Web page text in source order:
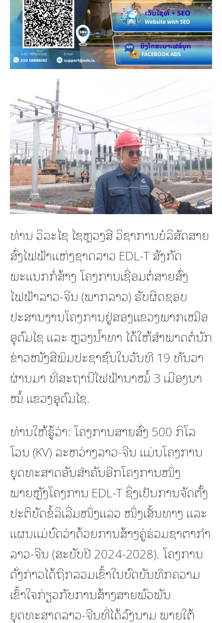
ທ່ານ ວິລະໄຊ ໄຊຫຼວງສີ ວິຊາການບໍລິສັດສາຍ
ສົ່ງໄຟຟ້າແຫ່ງຊາດລາວ EDL-T ສັງກັດ
ພະແນກກໍ່ສ້າງ ໂຄງການເຊື່ອມຕໍ່ສາຍສົ່ງ
ໄຟຟ້າລາວ-ຈີນ (ພາກລາວ) ຮັບຜິດຊອບ
ປະສານງານໂຄງການຢູ່ສອງແຂວງພາກເໝືອ
ອຸດົມໄຊ ແລະ ຫຼວງນໍ້າທາ ໄດ້ໃຫ້ສໍາພາດຕໍ່ນັກ
ຂ່າວໜັງສືພິມປະຊາຊົນໃນວັນທີ 19 ທັນວາ
ຜ່ານມາ ທີ່ສະຖານີໄຟຟ້ານາໝໍ້ 3 ເມືອງນາ
ໝໍ້ ແຂວງອຸດົມໄຊ.
ທ່ານໃຫ້ຮູ້ວ່າ: ໂຄງການສາຍສົ່ງ 500 ກິໂລ
ໂວນ (KV) ລະຫວ່າງລາວ-ຈີນ ແມ່ນໂຄງການ
ຍຸດທະສາດອັນສຳຄັນອີກໂຄງການໜຶ່ງ
ພາຍຫຼັງໂຄງການ EDL-T ຊຶ່ງເປັນການຈັດຕັ້ງ
ປະຕິບັດຂໍ້ລິເລີ່ມໜຶ່ງແລວ ໜຶ່ງເສັ້ນທາງ ແລະ
ແຜນແມ່ບົດວ່າດ້ວຍການສ້າງຄູ່ຮ່ວມຊາຕາກຳ
ລາວ-ຈີນ (ສະບັບປີ 2024-2028). ໂຄງການ
ດັ່ງກ່າວໄດ້ຖືກລວມເຂົ້າໃນບົດບັນທຶກຄວາມ
ເຂົ້າໃຈກ່ຽວກັບການສ້າງສາຍພົວພັນ
ຍຸດທະສາດລາວ-ຈີນທີ່ໄດ້ລົງນາມ ພາຍໃຕ້